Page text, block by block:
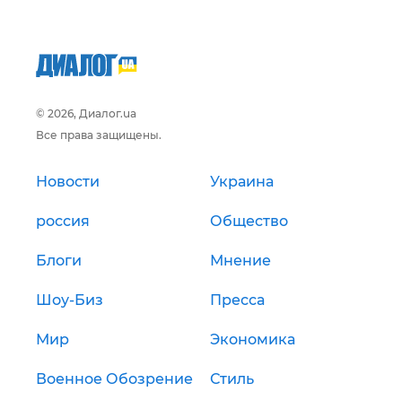
© 2026, Диалог.ua
Все права защищены.
Новости Украина
россия Общество
Блоги Мнение
Шоу-Биз Пресса
Мир Экономика
Военное Обозрение Стиль